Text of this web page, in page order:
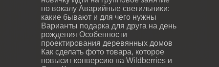
по вокалу Аварийные светильники:
какие бывают и для чего нужны
Варианты подарка для друга на день
рождения Особенности
проектирования деревянных домов
Как сделать фото товара, которое
повысит конверсию на Wildberries и